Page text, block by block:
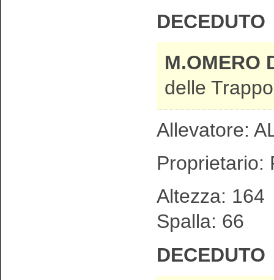
DECEDUTO
M.OMERO
delle
Allevatore:
Proprietario:
Altezza:
Spalla: 66
DECEDUTO